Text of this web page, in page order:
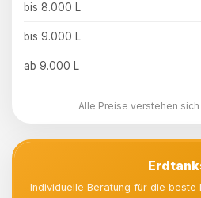
bis 8.000 L
bis 9.000 L
ab 9.000 L
Alle Preise verstehen sich
Individuelle Beratung für die beste